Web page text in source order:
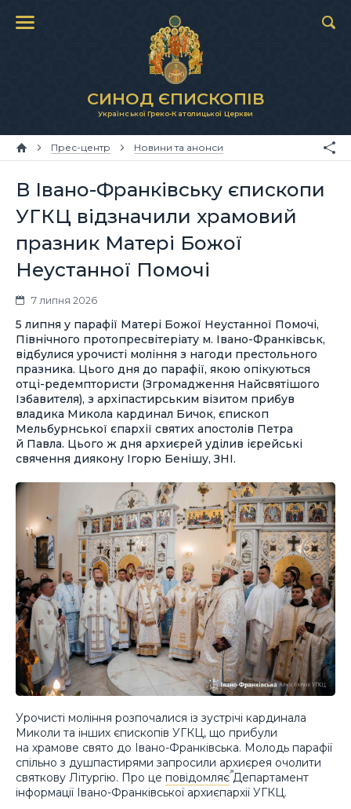
СИНОД ЄПИСКОПІВ
Української Греко-Католицької Церкви
Прес-центр Новини та анонси
В Івано-Франківську єпископи
УГКЦ відзначили храмовий
празник Матері Божої
Неустанної Помочі
7 липня 2026
5 липня у парафії Матері Божої Неустанної Помочі,
Північного протопресвітеріату м. Івано-Франківськ,
відбулися урочисті моління з нагоди престольного
празника. Цього дня до парафії, якою опікуються
отці-редемптористи (Згромадження Найсвятішого
Ізбавителя), з архіпастирським візитом прибув
владика Микола кардинал Бичок, єпископ
Мельбурнської єпархії святих апостолів Петра
й Павла. Цього ж дня архиєрей уділив ієрейські
свячення диякону Ігорю Бенішу, ЗНІ.
Урочисті моління розпочалися із зустрічі кардинала
Миколи та інших єпископів УГКЦ, що прибули
на храмове свято до Івано-Франківська. Молодь парафії
спільно з душпастирями запросили архиєрея очолити
святкову Літургію. Про це повідомляєДепартамент
інформації Івано-Франківської архиєпархії УГКЦ.